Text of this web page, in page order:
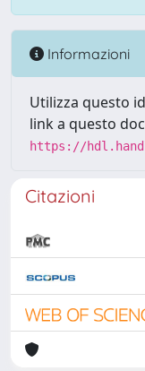
Informazioni
Utilizza questo
link a questo
https://
Citazioni